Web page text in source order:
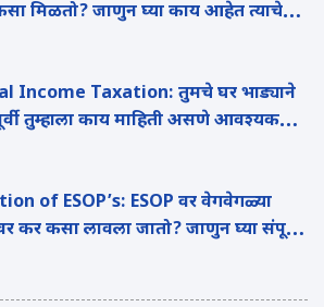
मिळतो? जाणुन घ्या काय आहेत त्याचे
Income Taxation: तुमचे घर भाड्याने
तुम्हाला काय माहिती असणे आवश्यक
of ESOP’s: ESOP वर वेगवेगळ्या
कर कसा लावला जातो? जाणुन घ्या संपूर्ण